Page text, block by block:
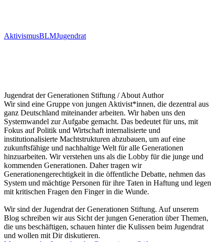
AktivismusBLMJugendrat
Jugendrat der Generationen Stiftung / About Author
Wir sind eine Gruppe von jungen Aktivist*innen, die dezentral aus
ganz Deutschland miteinander arbeiten. Wir haben uns den
Systemwandel zur Aufgabe gemacht. Das bedeutet für uns, mit
Fokus auf Politik und Wirtschaft internalisierte und
institutionalisierte Machtstrukturen abzubauen, um auf eine
zukunftsfähige und nachhaltige Welt für alle Generationen
hinzuarbeiten. Wir verstehen uns als die Lobby für die junge und
kommenden Generationen. Daher tragen wir
Generationengerechtigkeit in die öffentliche Debatte, nehmen das
System und mächtige Personen für ihre Taten in Haftung und legen
mit kritischen Fragen den Finger in die Wunde.
Wir sind der Jugendrat der Generationen Stiftung. Auf unserem
Blog schreiben wir aus Sicht der jungen Generation über Themen,
die uns beschäftigen, schauen hinter die Kulissen beim Jugendrat
und wollen mit Dir diskutieren.